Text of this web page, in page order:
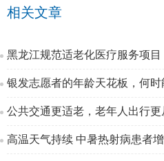
相关文章
黑龙江规范适老化医疗服务项目
银发志愿者的年龄天花板，何时
公共交通更适老，老年人出行更
高温天气持续 中暑热射病患者